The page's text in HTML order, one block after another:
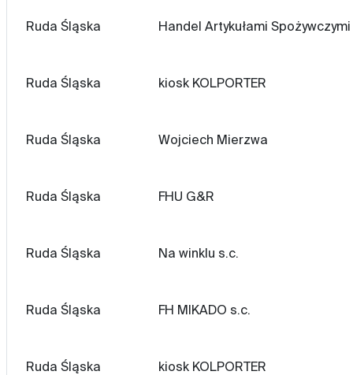
Ruda Śląska Handel Artykułami Spożywczymi
Ruda Śląska kiosk KOLPORTER
Ruda Śląska Wojciech Mierzwa
Ruda Śląska FHU G&R
Ruda Śląska Na winklu s.c.
Ruda Śląska FH MIKADO s.c.
Ruda Śląska kiosk KOLPORTER